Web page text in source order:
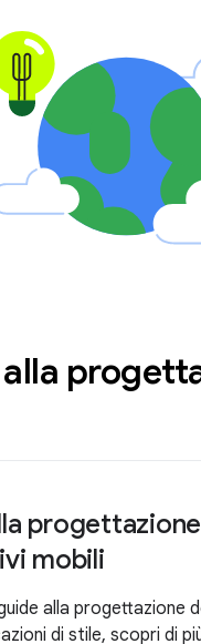
mobili
alla progettazione
di stile, scopri di